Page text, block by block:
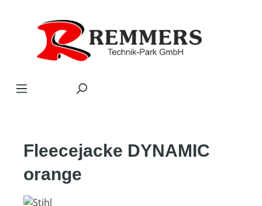
Fleecejacke DYNAMIC
orange